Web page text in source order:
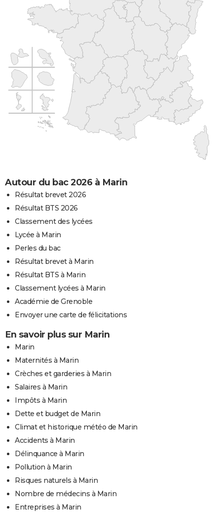
Autour du bac 2026 à Marin
Résultat brevet 2026
Résultat BTS 2026
Classement des lycées
Lycée à Marin
Perles du bac
Résultat brevet à Marin
Résultat BTS à Marin
Classement lycées à Marin
Académie de Grenoble
Envoyer une carte de félicitations
En savoir plus sur Marin
Marin
Maternités à Marin
Crèches et garderies à Marin
Salaires à Marin
Impôts à Marin
Dette et budget de Marin
Climat et historique météo de Marin
Accidents à Marin
Délinquance à Marin
Pollution à Marin
Risques naturels à Marin
Nombre de médecins à Marin
Entreprises à Marin